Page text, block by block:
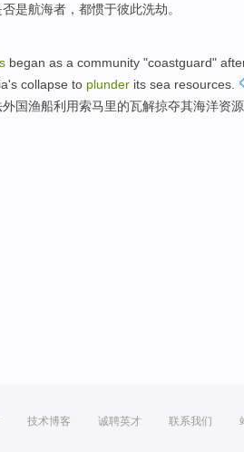
是航海者，都惯于彼此洗劫。
began as a community "coastguard"
's collapse to plunder its sea resources
外国渔船利用索马里的瓦解掠夺其海洋资源
技术博客 诚聘英才 联系我们